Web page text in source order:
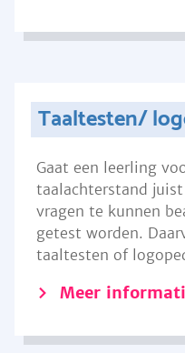
Taaltesten/
Gaat een leerling
taalachterstand
vragen te kunnen
getest worden.
taaltesten of
Meer